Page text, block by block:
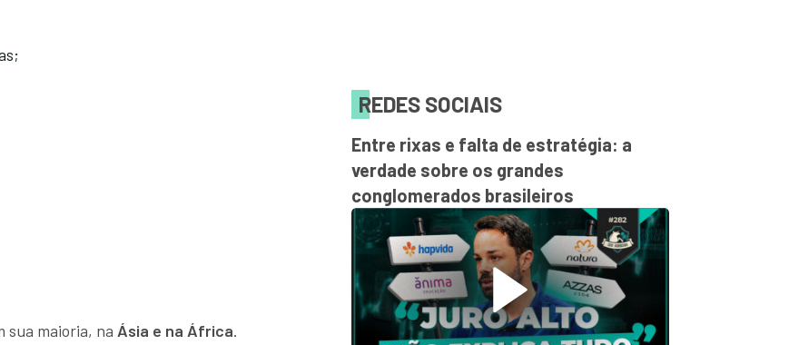
sua maioria, na Ásia e na África.
REDES SOCIAIS
Entre rixas e falta de estratégia: a
verdade sobre os grandes
conglomerados brasileiros